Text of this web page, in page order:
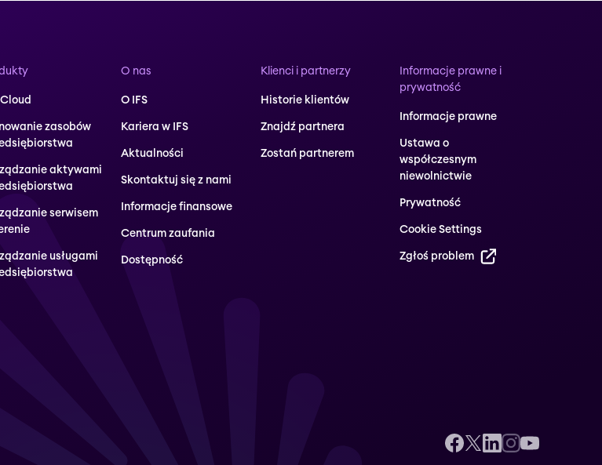
Cloud
zasobów
aktywami
serwisem
usługami
O nas
O IFS
Kariera w IFS
Aktualności
Skontaktuj się z nami
Informacje finansowe
Centrum zaufania
Dostępność
Klienci i partnerzy
Historie klientów
Znajdź partnera
Zostań partnerem
Informacje prawne i
prywatność
Informacje prawne
Ustawa o
współczesnym
niewolnictwie
Prywatność
Cookie Settings
Zgłoś problem